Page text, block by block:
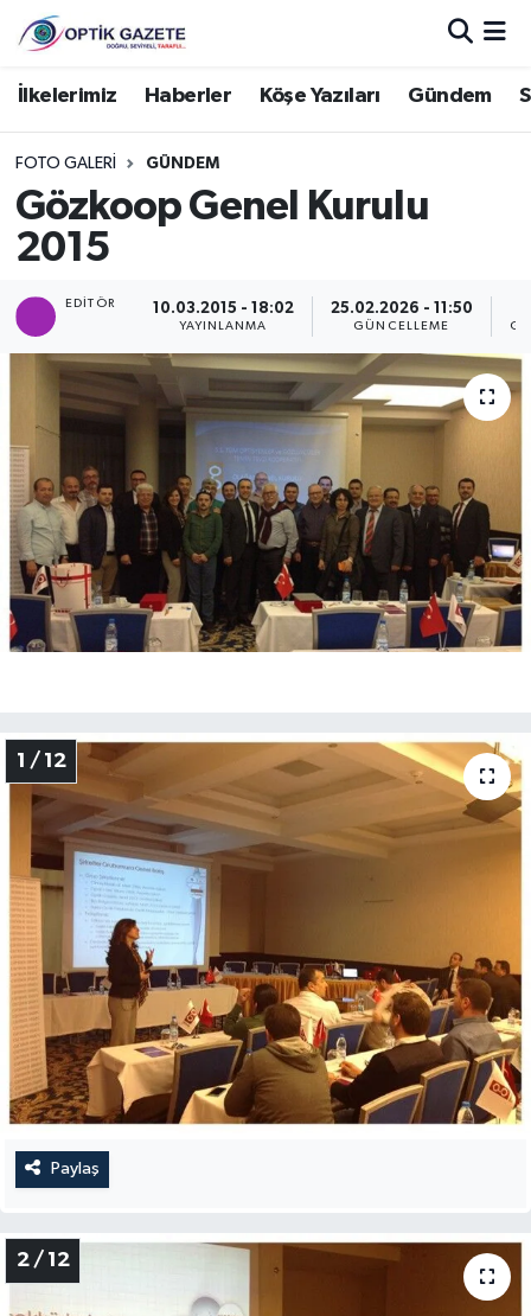
İlkelerimiz Haberler Köşe Yazıları Gündem
FOTO GALERI GÜNDEM
Gözkoop Genel Kurulu
2015
EDITÖR 10.03.2015 - 18:02
YAYINLANMA
25.02.2026 - 11:50
GÜNCELLEME
1 / 12
Paylaş
2 / 12
Nöbetçi Eczaneler
Hava Durumu
İstanbul Namaz Vakitleri
Süper Lig Puan Durumu ve Fikstür
Tüm Manşetler
Son Dakika Haberleri
Haber Arşivi